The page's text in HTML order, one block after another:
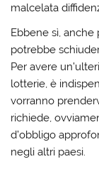
malcelata
Ebbene sì,
potrebbe
Per avere
lotterie, è
vorranno
richiede,
d’obbligo
negli altri paesi.